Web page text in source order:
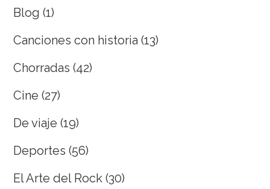
Blog (1)
Canciones con historia (13)
Chorradas (42)
Cine (27)
De viaje (19)
Deportes (56)
El Arte del Rock (30)